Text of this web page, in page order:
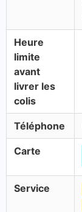
Heure
limite
avant
livrer les
colis
Téléphone
Carte
Service